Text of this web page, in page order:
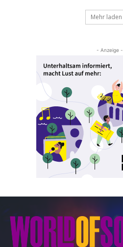
Mehr laden
- Anzeige -